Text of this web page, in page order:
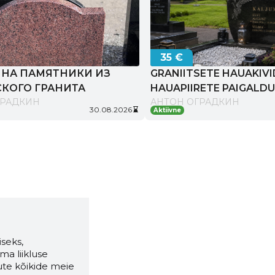
ПАМЯТНИКИ ИЗ
ГРАНИТА
Kehtib
hourglass_bottom
30.08.2026
35 €
GRANIITSETE
HAUAPIIRETE
KONSULTATSIOONIGA
АНТОН ОГРАДКИН
Aktiivne
liikluse
kõikide meie